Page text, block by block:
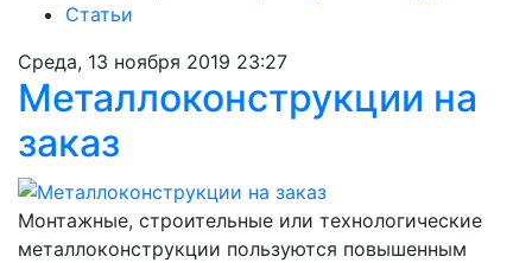
Статьи
Среда, 13 ноября 2019 23:27
Металлоконструкции на
заказ
Монтажные, строительные или технологические
металлоконструкции пользуются повышенным